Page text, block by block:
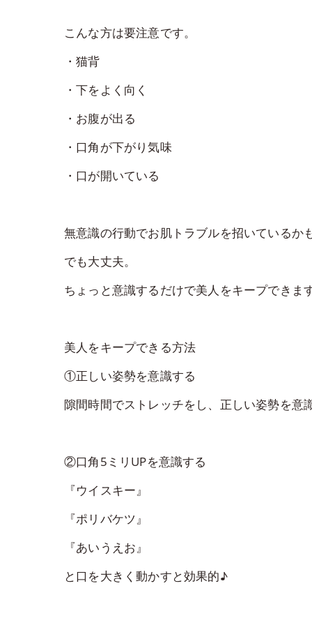
こんな方は要注意です。
・猫背
・下をよく向く
・お腹が出る
・口角が下がり気味
・口が開いている
無意識の行動でお肌トラブルを招いているか
でも大丈夫。
ちょっと意識するだけで美人をキープできま
美人をキープできる方法
①正しい姿勢を意識する
隙間時間でストレッチをし、正しい姿勢を意
②口角5ミリUPを意識する
『ウイスキー』
『ポリバケツ』
『あいうえお』
と口を大きく動かすと効果的♪